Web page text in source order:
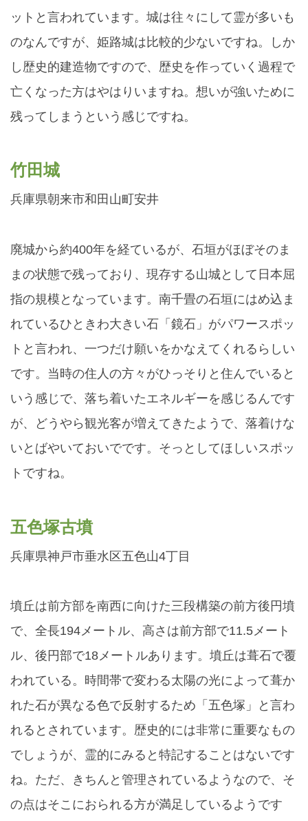
ットと言われています。城は往々にして霊が多いも
のなんですが、姫路城は比較的少ないですね。しか
し歴史的建造物ですので、歴史を作っていく過程で
亡くなった方はやはりいますね。想いが強いために
残ってしまうという感じですね。
竹田城
兵庫県朝来市和田山町安井
廃城から約400年を経ているが、石垣がほぼそのま
まの状態で残っており、現存する山城として日本屈
指の規模となっています。南千畳の石垣にはめ込ま
れているひときわ大きい石「鏡石」がパワースポッ
トと言われ、一つだけ願いをかなえてくれるらしい
です。当時の住人の方々がひっそりと住んでいると
いう感じで、落ち着いたエネルギーを感じるんです
が、どうやら観光客が増えてきたようで、落着けな
いとばやいておいでです。そっとしてほしいスポッ
トですね。
五色塚古墳
兵庫県神戸市垂水区五色山4丁目
墳丘は前方部を南西に向けた三段構築の前方後円墳
で、全長194メートル、高さは前方部で11.5メート
ル、後円部で18メートルあります。墳丘は葺石で覆
われている。時間帯で変わる太陽の光によって葺か
れた石が異なる色で反射するため「五色塚」と言わ
れるとされています。歴史的には非常に重要なもの
でしょうが、霊的にみると特記することはないです
ね。ただ、きちんと管理されているようなので、そ
の点はそこにおられる方が満足しているようです